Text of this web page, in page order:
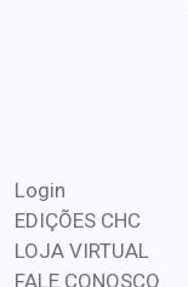
Login
EDIÇÕES CHC
LOJA VIRTUAL
FALE CONOSCO